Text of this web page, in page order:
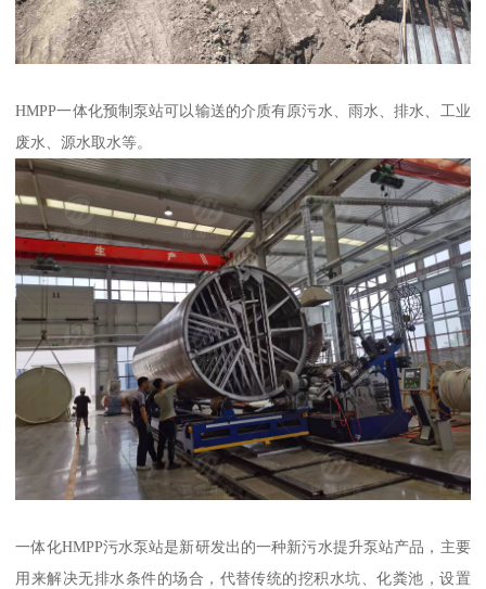
HMPP一体化预制泵站可以输送的介质有原污水、雨水、排水、工业
废水、源水取水等。
一体化HMPP污水泵站是新研发出的一种新污水提升泵站产品，主要
用来解决无排水条件的场合，代替传统的挖积水坑、化粪池，设置